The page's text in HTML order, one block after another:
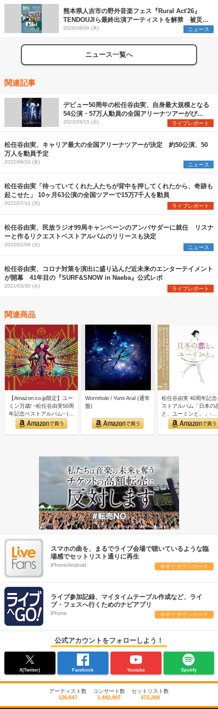
熊本県人吉市の野外音楽フェス『Rural Act'26』
TENDOUJIら最終出演アーティストを解禁 被災地
支援プロジェクトの始動も発表
2026/08/06 (木) ニュース
ニュース一覧へ
関連記事
デビュー50周年の松任谷由実、自身最大規模となる
54公演・57万人動員の全国アリーナツアーがぴあ
アリーナMMで開幕
2023/05/15 (月) ライブレポート
松任谷由実、キャリア最大の全国アリーナツアーが決定 約50公演、50
万人を動員予定
2022/08/10 (水) ニュース
松任谷由実「待っていてくれた人たちが背中を押してくれたから、奇跡も
起こせた」 10ヶ月63公演の全国ツアーで15万7千人を動員
2022/07/11 (月) ライブレポート
松任谷由実、民放ラジオ99局キャンペーンのアンバサダーに就任 リスナ
ーと作るリクエストベストアルバムのリリースも決定
2022/02/08 (火) ニュース
松任谷由実、コロナ対策を演出に盛り込んだ近未来のエンターテイメント
が開幕 41年目の『SURF&SNOW in Naeba』公式レポ
2021/03/30 (火) ライブレポート
関連商品
【Amazon.co.jp限定】ユー
ミン万歳! ~松任谷由実50周
年記念ベストアルバム~ (初
回限…
Wormhole / Yumi AraI (通常
盤)
松任谷由実 40周年記念
ストアルバム「日本の
と、ユーミンと。」-
GOLD DISC Editi…
スマホの曲を、まるでライブ会場で聴いているような臨
場感でセットリスト通りに再生
iPhone/Android 今すぐダウンロード
ライブ参加記録、マイタイムテーブル作成など、ライ
ブ・フェスへ行くためのナビアプリ
iPhone 今すぐダウンロード
公式アカウントをフォローしよう！
X(Twitter) Facebook Youtube Spotify
アーティスト数
126,647
コンサート数
1,492,907
セットリスト数
472,269